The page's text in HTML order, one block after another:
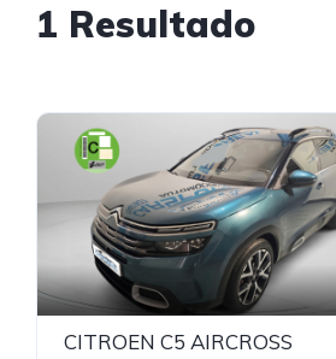
1 Resultado
CITROEN C5 AIRCROSS